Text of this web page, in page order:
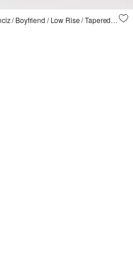
Ankle-Jeans Franciz / Boyfriend / Low Rise / Tapered Leg